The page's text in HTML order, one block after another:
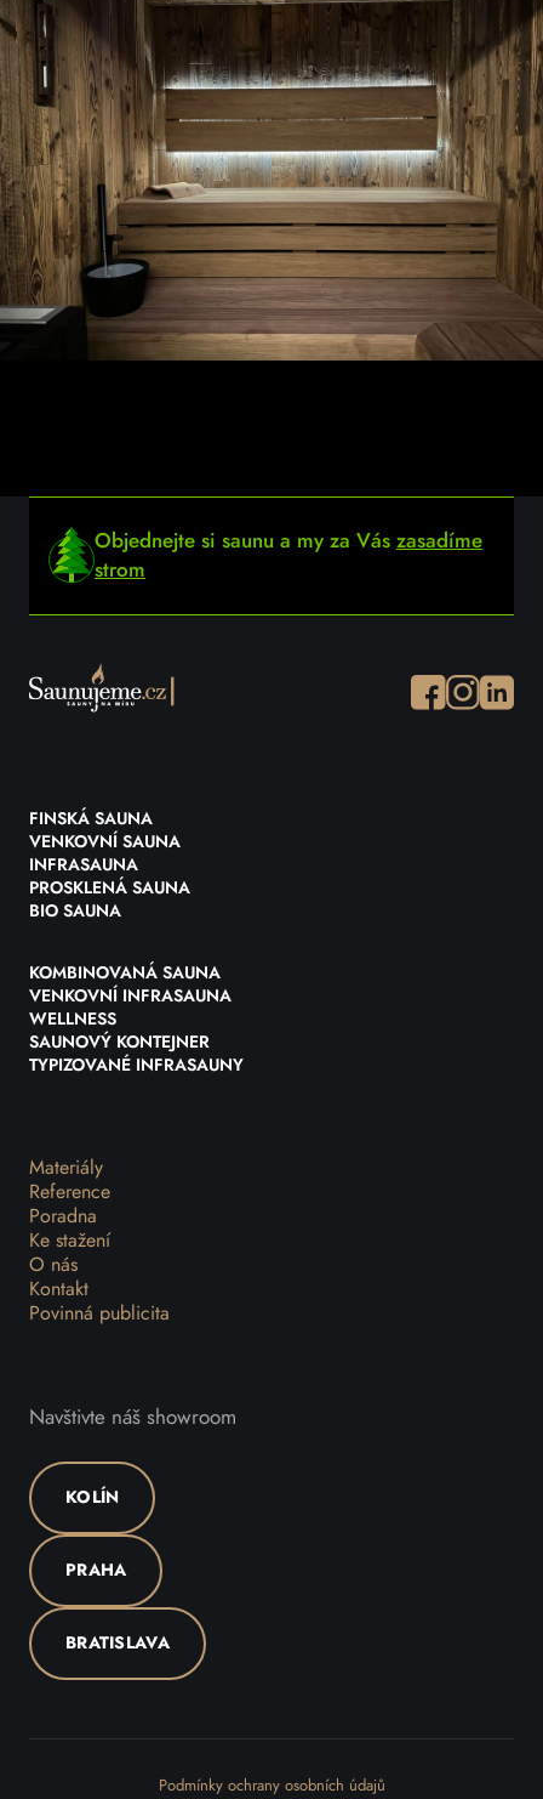
Objednejte si saunu a my za Vás zasadíme
strom
Facebook
Instagram
FINSKÁ SAUNA
VENKOVNÍ SAUNA
INFRASAUNA
PROSKLENÁ SAUNA
BIO SAUNA
KOMBINOVANÁ SAUNA
VENKOVNÍ INFRASAUNA
WELLNESS
SAUNOVÝ KONTEJNER
TYPIZOVANÉ INFRASAUNY
Materiály
Reference
Poradna
Ke stažení
O nás
Kontakt
Povinná publicita
Navštivte náš showroom
KOLÍN
PRAHA
BRATISLAVA
Podmínky ochrany osobních údajů